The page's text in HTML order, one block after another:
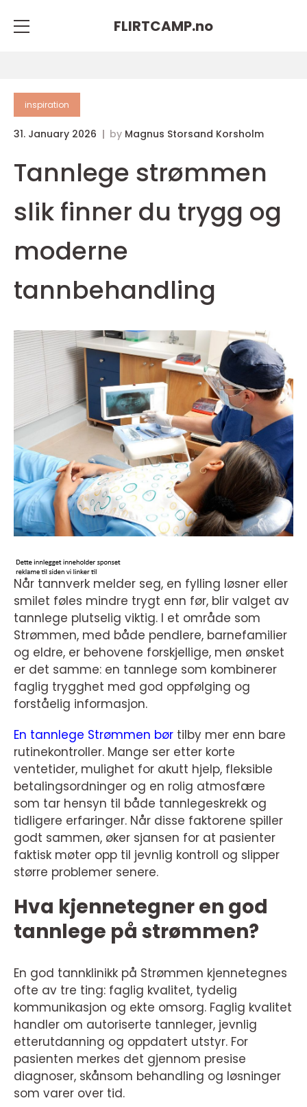
FLIRTCAMP.no
inspiration
31. January 2026 by Magnus Storsand Korsholm
Tannlege strømmen
slik finner du trygg og
moderne
tannbehandling
Når tannverk melder seg, en fylling løsner eller
smilet føles mindre trygt enn før, blir valget av
tannlege plutselig viktig. I et område som
Strømmen, med både pendlere, barnefamilier
og eldre, er behovene forskjellige, men ønsket
er det samme: en tannlege som kombinerer
faglig trygghet med god oppfølging og
forståelig informasjon.
En tannlege Strømmen bør tilby mer enn bare
rutinekontroller. Mange ser etter korte
ventetider, mulighet for akutt hjelp, fleksible
betalingsordninger og en rolig atmosfære
som tar hensyn til både tannlegeskrekk og
tidligere erfaringer. Når disse faktorene spiller
godt sammen, øker sjansen for at pasienter
faktisk møter opp til jevnlig kontroll og slipper
større problemer senere.
Hva kjennetegner en god
tannlege på strømmen?
En god tannklinikk på Strømmen kjennetegnes
ofte av tre ting: faglig kvalitet, tydelig
kommunikasjon og ekte omsorg. Faglig kvalitet
handler om autoriserte tannleger, jevnlig
etterutdanning og oppdatert utstyr. For
pasienten merkes det gjennom presise
diagnoser, skånsom behandling og løsninger
som varer over tid.